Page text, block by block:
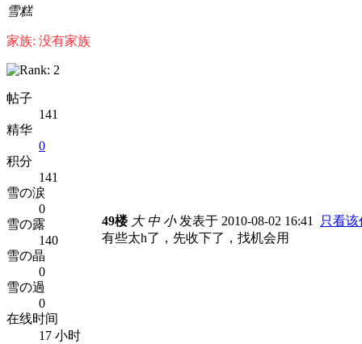
雪糕
家族: 没有家族
帖子
141
精华
0
积分
141
雪の涙
0
雪の露
140
雪の晶
0
雪の過
0
在线时间
17 小时
49楼 大 中 小发表于 2010-08-02 16:41
只看该
有些太h了，先收下了，找机会用